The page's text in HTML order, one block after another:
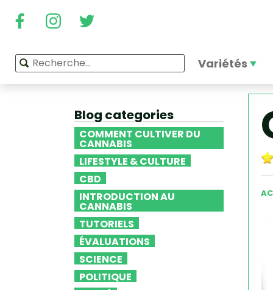
Variétés
Blog categories
COMMENT CULTIVER DU
CANNABIS
LIFESTYLE & CULTURE
CBD
INTRODUCTION AU
CANNABIS
TUTORIELS
ÉVALUATIONS
SCIENCE
POLITIQUE